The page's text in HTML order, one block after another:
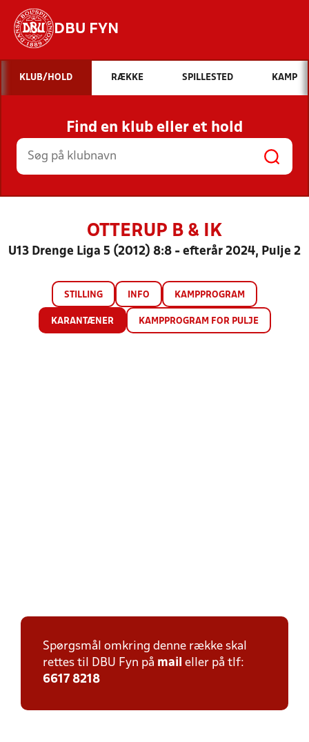
DBU FYN
Hvad vil du søge efter?
INDHOLD OG NYHEDER
STILLINGER, RESULTATER, KLUBBER OG
HOLD
KLUB/HOLD RÆKKE SPILLESTED KAMP
Find en klub eller et hold
OTTERUP B & IK
U13 Drenge Liga 5 (2012) 8:8 - efterår 2024, Pulje 2
STILLING INFO KAMPPROGRAM
KARANTÆNER KAMPPROGRAM FOR PULJE
Spørgsmål omkring denne række skal
rettes til DBU Fyn på mail eller på tlf:
6617 8218